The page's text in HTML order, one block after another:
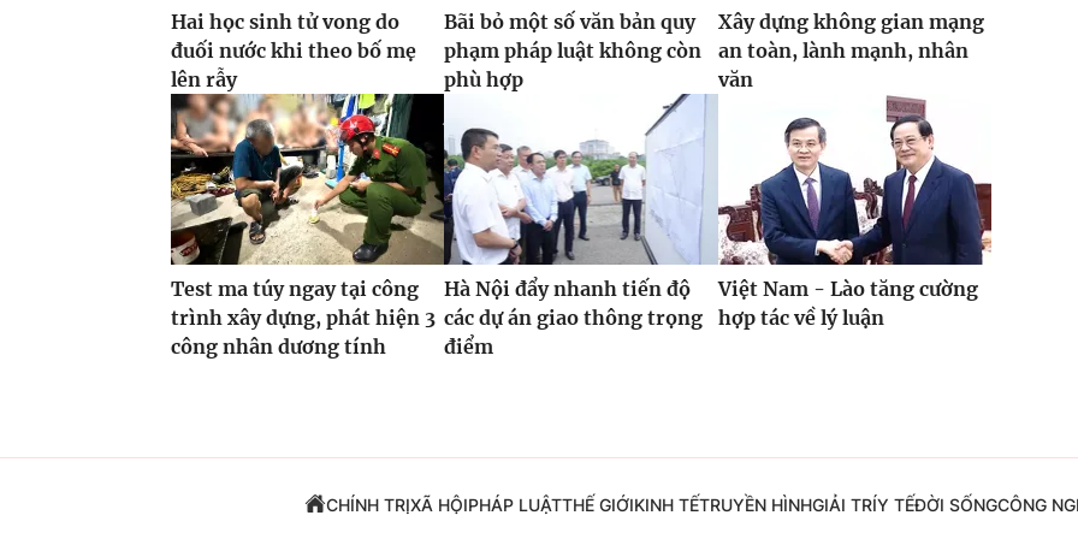
Hai học sinh tử vong do
đuối nước khi theo bố mẹ
lên rẫy
Bãi bỏ một số văn bản quy
phạm pháp luật không còn
phù hợp
Xây dựng không gian mạng
an toàn, lành mạnh, nhân
văn
Test ma túy ngay tại công
trình xây dựng, phát hiện 3
công nhân dương tính
Hà Nội đẩy nhanh tiến độ
các dự án giao thông trọng
điểm
Việt Nam - Lào tăng cường
hợp tác về lý luận
CHÍNH TRỊXÃ HỘIPHÁP LUẬTTHẾ GIỚIKINH TẾTRUYỀN HÌNHGIẢI TRÍY TẾĐỜI SỐNGCÔNG